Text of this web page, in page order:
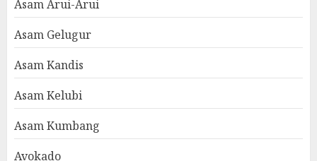
Asam Arui-Arui
Asam Gelugur
Asam Kandis
Asam Kelubi
Asam Kumbang
Avokado